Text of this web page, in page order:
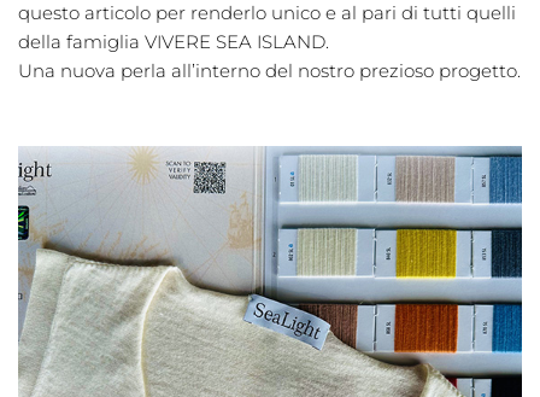
questo articolo per renderlo unico e al pari di tutti quelli
della famiglia VIVERE SEA ISLAND.
Una nuova perla all’interno del nostro prezioso progetto.